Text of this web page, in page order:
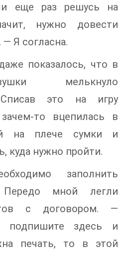
еще раз решусь на
нужно довести
— Я согласна.
показалось, что в
мелькнуло
Списав это на игру
то вцепилась в
на плече сумки и
куда нужно пройти.
заполнить
мной легли
с договором. —
подпишите здесь и
печать, то в этой